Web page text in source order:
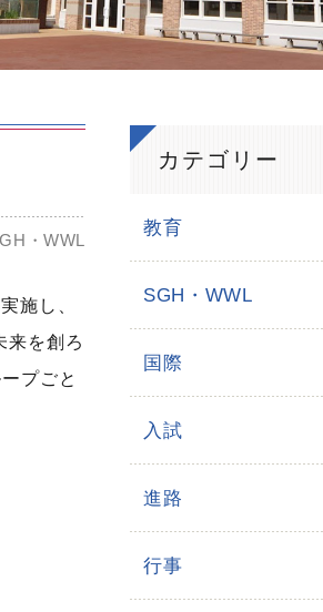
・WWL
施し、
来を創ろ
プごと
カテゴリー
教育
SGH・WWL
国際
入試
進路
行事